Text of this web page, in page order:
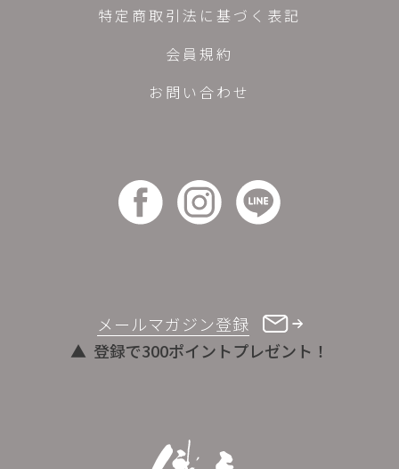
メールマガジン登録
登録で300ポイントプレゼント！
特定商取引法に基づく表記
会員規約
お問い合わせ